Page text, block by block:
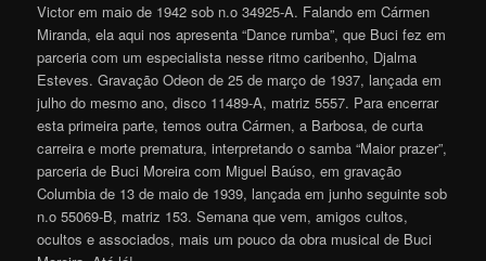
Victor em maio de 1942 sob n.o 34925-A. Falando em Cármen
Miranda, ela aqui nos apresenta “Dance rumba”, que Buci fez em
parceria com um especialista nesse ritmo caribenho, Djalma
Esteves. Gravação Odeon de 25 de março de 1937, lançada em
julho do mesmo ano, disco 11489-A, matriz 5557. Para encerrar
esta primeira parte, temos outra Cármen, a Barbosa, de curta
carreira e morte prematura, interpretando o samba “Maior prazer”,
parceria de Buci Moreira com Miguel Baúso, em gravação
Columbia de 13 de maio de 1939, lançada em junho seguinte sob
n.o 55069-B, matriz 153. Semana que vem, amigos cultos,
ocultos e associados, mais um pouco da obra musical de Buci